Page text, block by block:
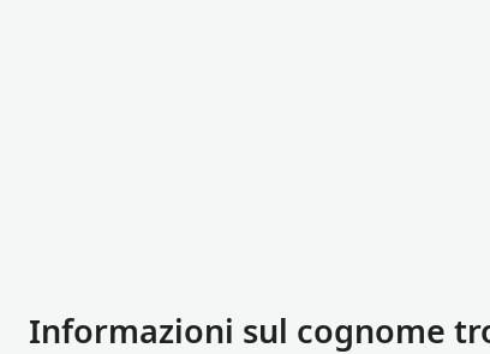
Informazioni sul cognome